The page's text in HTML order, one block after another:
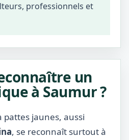
professionnels et
un
à Saumur ?
pattes jaunes, aussi
, se reconnaît surtout à